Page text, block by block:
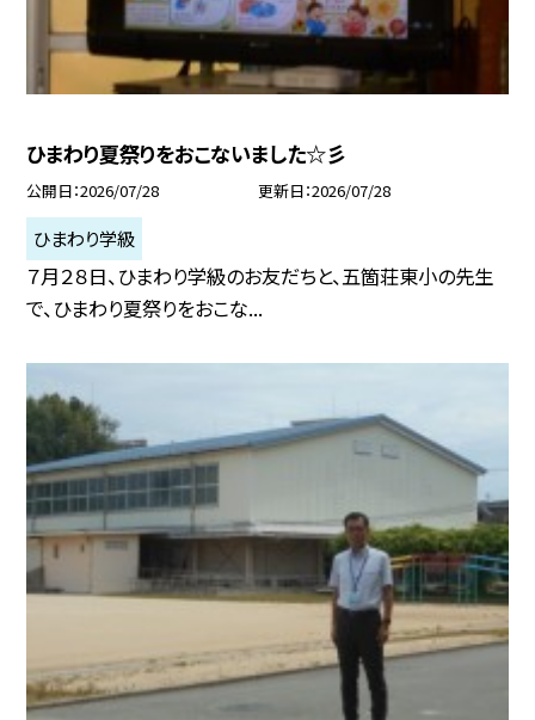
ひまわり夏祭りをおこないました☆彡
公開日 2026/07/28 更新日 2026/07/28
ひまわり学級
７月２８日、ひまわり学級のお友だちと、五箇荘東小の先生
で、ひまわり夏祭りをおこな...